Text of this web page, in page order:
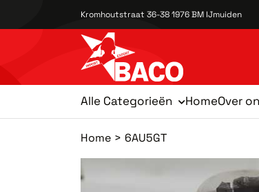
Kromhoutstraat 36-38 1976 BM IJmuiden
Alle Categorieën HomeOver
Home 6AU5GT